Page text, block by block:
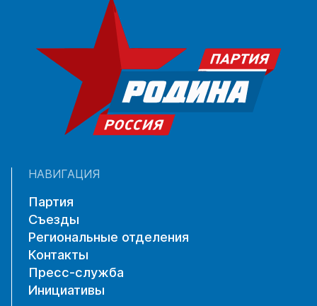
НАВИГАЦИЯ
Партия
Съезды
Региональные отделения
Контакты
Пресс-служба
Инициативы